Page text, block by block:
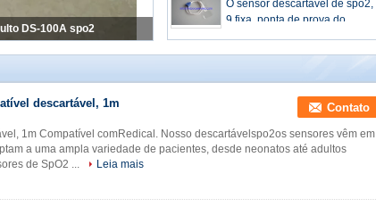
DS-100A spo2
O sensor descartável de spo2,
9 fixa, ponta de prova do
descartável, 1m Contato
1m Compatível comRedical. Nosso descartávelspo2os sensores vêm em
a uma ampla variedade de pacientes, desde neonatos até adultos
de SpO2 ...
Leia mais